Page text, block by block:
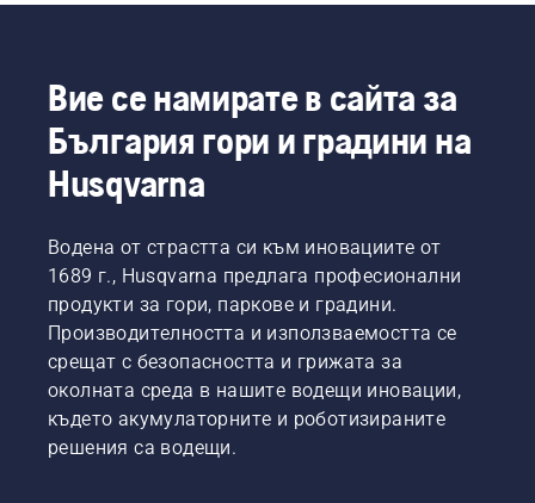
Вие се намирате в сайта за
България гори и градини на
Husqvarna
Водена от страстта си към иновациите от
1689 г., Husqvarna предлага професионални
продукти за гори, паркове и градини.
Производителността и използваемостта се
срещат с безопасността и грижата за
околната среда в нашите водещи иновации,
където акумулаторните и роботизираните
решения са водещи.